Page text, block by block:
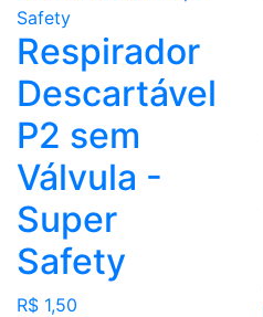
Respirador
Descartável
P2 sem
Válvula -
Super
Safety
R$ 1,50